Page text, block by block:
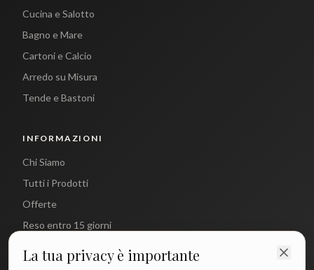
Cucina e Salotto
Bagno e Mare
Cartoni e Calcio
Arredo su Misura
Tende e Bastoni
INFORMAZIONI
Chi Siamo
Tutti i Prodotti
Offerte
Reso entro 15 giorni
CONTATTI
La tua privacy è importante